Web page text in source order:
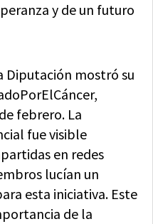
y de un futuro
Diputación mostró su
febrero. La
fue visible
en redes
lucían un
esta iniciativa. Este
de la